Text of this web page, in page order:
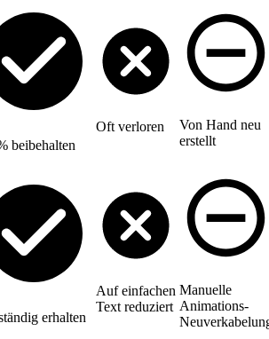
beibehalten
Oft verloren
Von Hand neu
erstellt
erhalten
Auf einfachen
Text reduziert
Manuelle
Animations-